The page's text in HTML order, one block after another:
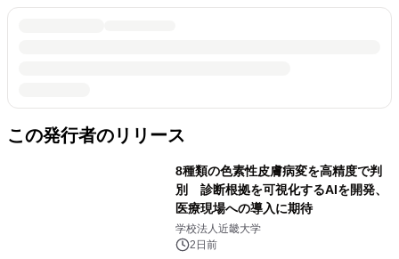
この発行者のリリース
8種類の色素性皮膚病変を高精度で判
別 診断根拠を可視化するAIを開発、
医療現場への導入に期待
学校法人近畿大学
2日前